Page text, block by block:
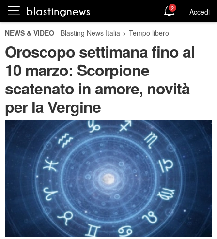
2 Accedi
NEWS & VIDEO Blasting News Italia > Tempo libero
Oroscopo settimana fino al
10 marzo: Scorpione
scatenato in amore, novità
per la Vergine